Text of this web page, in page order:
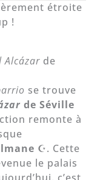
étroite
!
Alcázar de
se trouve
de Séville
remonte à
☪️. Cette
le palais